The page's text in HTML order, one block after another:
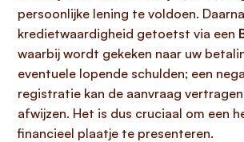
persoonlijke lening te voldoen.
kredietwaardigheid getoetst via een
waarbij wordt gekeken naar uw
eventuele lopende schulden; een
registratie kan de aanvraag
afwijzen. Het is dus cruciaal om een
financieel plaatje te presenteren.